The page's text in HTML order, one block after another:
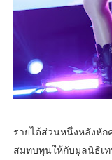
รายได้ส่วนหนึ่งหลังหัก
สมทบทุนให้กับมูลนิธิเ